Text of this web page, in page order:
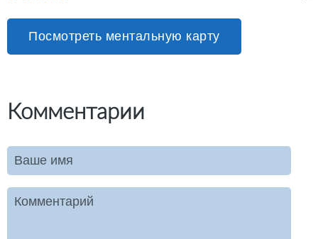
Посмотреть ментальную карту
Комментарии
Ваше имя
Комментарий